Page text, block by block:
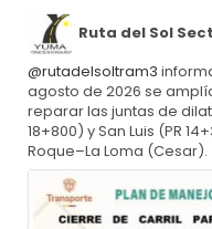
Ruta del Sol
@rutadelsoltram3
agosto de 2026 se
reparar las juntas de
18+800) y San Luis (PR
Roque–La Loma (Cesar).